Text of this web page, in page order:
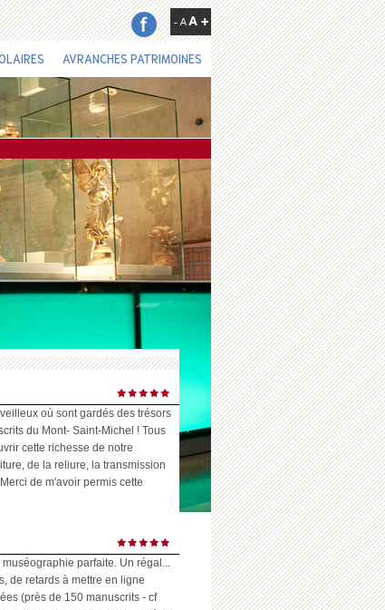
AVRANCHES PATRIMOINES
où sont gardés des trésors
du Mont- Saint-Michel ! Tous
cette richesse de notre
de la reliure, la transmission
de m'avoir permis cette
parfaite. Un régal...
de retards à mettre en ligne
(près de 150 manuscrits - cf